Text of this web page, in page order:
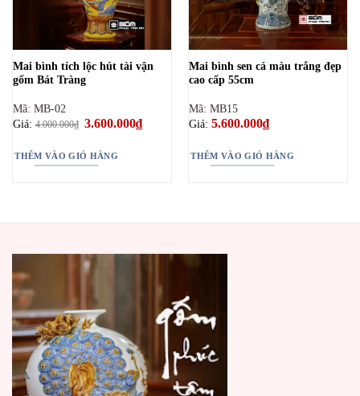
Mai bình tích lộc hút tài vận
gốm Bát Tràng
Mã: MB-02
Giá:4.000.000₫ Giá
4.000.000₫.
3.600.000₫Giá
hiện
THÊM VÀO GIỎ HÀNG
Mai bình sen cá màu trắng đẹp
cao cấp 55cm
Mã: MB15
Giá: 5.600.000₫
THÊM VÀO GIỎ HÀNG